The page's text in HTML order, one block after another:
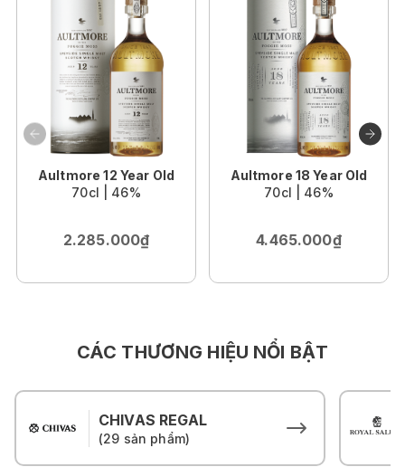
Aultmore 12 Year Old
70cl | 46%
2.285.000₫
Aultmore 18 Year Old
70cl | 46%
4.465.000₫
CÁC THƯƠNG HIỆU NỔI BẬT
CHIVAS REGAL
(29 sản phẩm)